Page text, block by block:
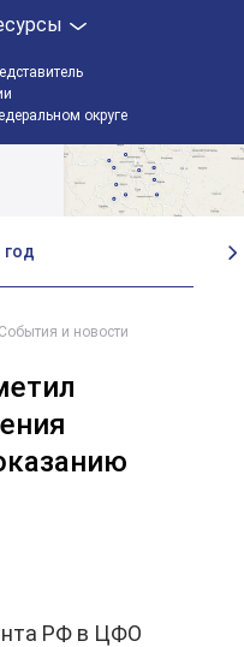
округе
год
События и новости
РФ в ЦФО